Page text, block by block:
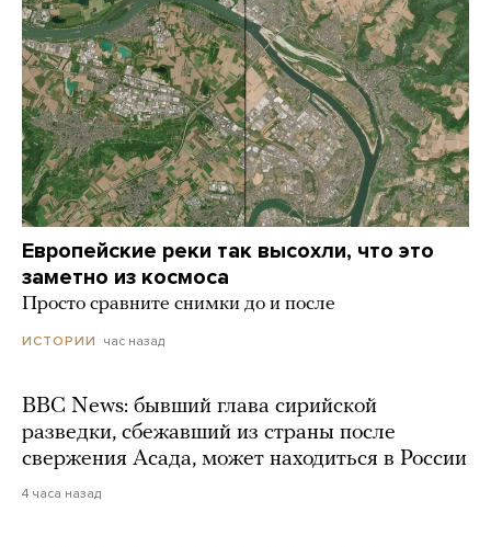
Европейские реки так высохли, что это
заметно из космоса
Просто сравните снимки до и после
ИСТОРИИ час назад
BBC News: бывший глава сирийской
разведки, сбежавший из страны после
свержения Асада, может находиться в России
4 часа назад